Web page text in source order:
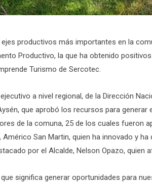
productivos más importantes en la
Productivo, la que ha obtenido
Turismo de Sercotec.
a nivel regional, de la Dirección
que aprobó los recursos para generar
de la comuna, 25 de los cuales fueron
San Martin, quien ha innovado y
por el Alcalde, Nelson Opazo, quien
significa generar oportunidades para